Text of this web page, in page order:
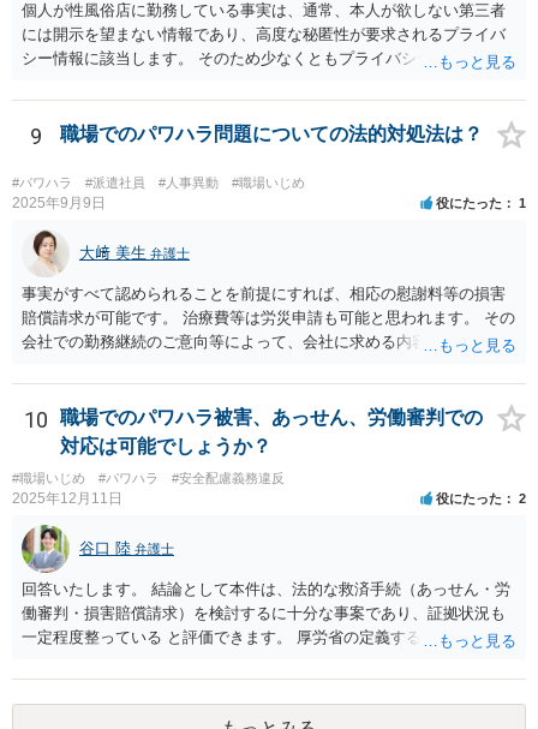
個人が性風俗店に勤務している事実は、通常、本人が欲しない第三者
には開示を望まない情報であり、高度な秘匿性が要求されるプライバ
シー情報に該当します。 そのため少なくともプライバシー権侵害にあ
われます。
9 職場でのパワハラ問題についての法的対処法は？
#パワハラ #派遣社員 #人事異動 #職場いじめ
2025年9月9日 役にたった 1
大﨑 美生 弁護士
事実がすべて認められることを前提にすれば、相応の慰謝料等の損害
賠償請求が可能です。 治療費等は労災申請も可能と思われます。 その
会社での勤務継続のご意向等によって、会社に求める内容や、加害者
弁護士にご相談いただくのがよろしいと思います。弁護士によって方
針も変わります。 内容が踏み込んだものとなり、関係者も閲覧する可
能性がありますので、詳しくは、直接お近くの弁護士にご相談される
ことをお勧めいたします。
10
職場でのパワハラ被害、あっせん、労働審判での
対応は可能でしょうか？
#職場いじめ #パワハラ #安全配慮義務違反
2025年12月11日 役にたった 2
谷口 陸 弁護士
回答いたします。 結論として本件は、法的な救済手続（あっせん・労
働審判・損害賠償請求）を検討するに十分な事案であり、証拠状況も
一定程度整っている と評価できます。 厚労省の定義するパワーハラス
者に精神的・身体的苦痛を与える行為とされています。 あなたのケー
スでは、次のように各要件を満たす可能性が高いです。 上記①は問題